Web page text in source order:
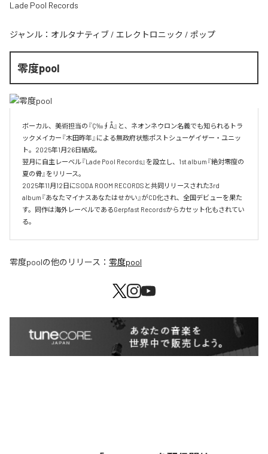
Lade Pool Records
ジャンル： オルタナティブ / エレクトロニック / ポップ
零度pool
ボーカル、美術担当の『Ç‰∮Å』と、ネオンネウロン名義でも知られるトラ
ックメイカー『木田昨年』による無政府状態ポストシューゲイザー・ユニッ
ト。2025年1月26日結成。
翌月に自主レーベル『Lade Pool Records』を設立し、1st album『絶対零度の
夏の骨』をリリース。
2025年11月12日にSODA ROOM RECORDSと共同リリースされた3rd
album『あなたマイナスあなたはせかい』がCD化され、全国デビューを果た
す。同作は海外レーベルであるGerpfast Recordsからカセット化もされてい
る。
零度poolの他のリリース： 零度pool